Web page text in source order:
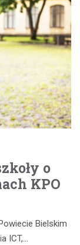
o
KPO
Bielskim
ICT,…